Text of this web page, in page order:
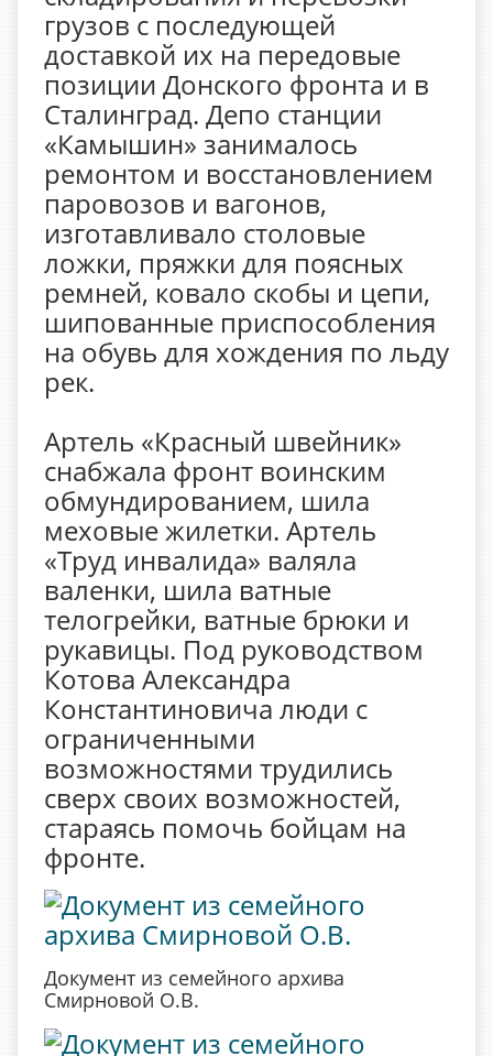
грузов с последующей
доставкой их на передовые
позиции Донского фронта и в
Сталинград. Депо станции
«Камышин» занималось
ремонтом и восстановлением
паровозов и вагонов,
изготавливало столовые
ложки, пряжки для поясных
ремней, ковало скобы и цепи,
шипованные приспособления
на обувь для хождения по льду
рек.
Артель «Красный швейник»
снабжала фронт воинским
обмундированием, шила
меховые жилетки. Артель
«Труд инвалида» валяла
валенки, шила ватные
телогрейки, ватные брюки и
рукавицы. Под руководством
Котова Александра
Константиновича люди с
ограниченными
возможностями трудились
сверх своих возможностей,
стараясь помочь бойцам на
фронте.
Документ из семейного архива
Смирновой О.В.